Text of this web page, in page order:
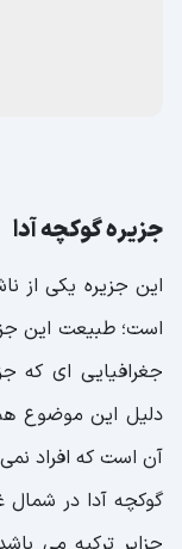
جزیره گوکچه ‌آدا
این جزیره یکی از
است؛ طبیعت این
جغرافیایی ای که
دلیل این موضوع
آن است که افراد نمی
گوکچه آدا در شمال